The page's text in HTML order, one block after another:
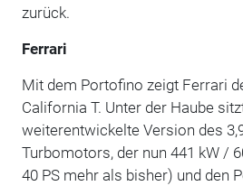
zurück.
Ferrari
Mit dem Portofino zeigt Ferrari
California T. Unter der Haube
weiterentwickelte Version des
Turbomotors, der nun 441 kW /
40 PS mehr als bisher) und den